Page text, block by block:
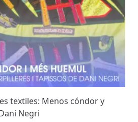
textiles: Menos cóndor y
Negri